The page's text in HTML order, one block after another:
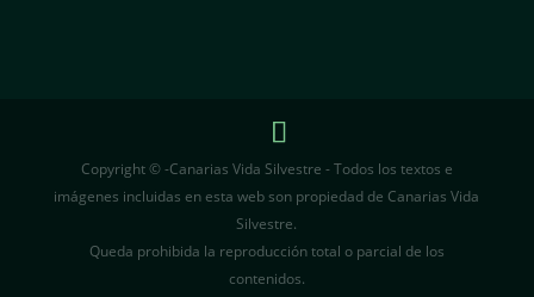
Copyright © -Canarias Vida Silvestre - Todos los textos e
imágenes incluidas en esta web son propiedad de Canarias Vida
Silvestre.
Queda prohibida la reproducción total o parcial de los
contenidos.